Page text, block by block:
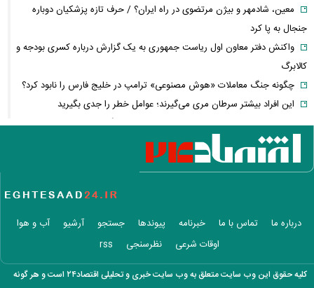
معین، شادمهر و بیژن مرتضوی در راه ایران؟ / حرف تازه پزشکیان دوباره
جنجال به پا کرد
واکنش دفتر معاون اول ریاست جمهوری به یک گزارش درباره کسری بودجه و
کالابرگ
چگونه جنگ معاملات «هوش مصنوعی» ترامپ در خلیج فارس را نابود کرد؟
این افراد بیشتر سرطان مری می‌گیرند؛ عوامل خطر را جدی بگیرید
عراقچی خبر داد؛ توافق با عمان نزدیک است، اما تنگه هرمز باز نمی‌شود
تمدید قرارداد اوزجان بیزاتی با استقلال؛ مربی ترک‌تبار ماندنی شد
پاییز پربارش از راه می‌رسد/ فرصت طلایی دولت برای جبران کمبود آب
بازنشستگان کشوری بخوانند؛ آخرین مهلت ثبت‌نام بیمه تکمیلی اعلام شد
پزشکیان خطاب به خبرنگاران چه گفت؟ /تأکید رئیس‌جمهور بر وحدت و
شوک تازه به اقتصاد آمریکا / بازار کار آمریکا غافلگیر شد
درباره ما تماس با ما خبرنامه پیوندها جستجو آرشیو
آب و هوا
اوقات شرعی
نظرسنجی rss
کلیه حقوق این وب سایت متعلق به وب سایت خبری و تحلیلی اقتصاد۲۴ است و هر گونه